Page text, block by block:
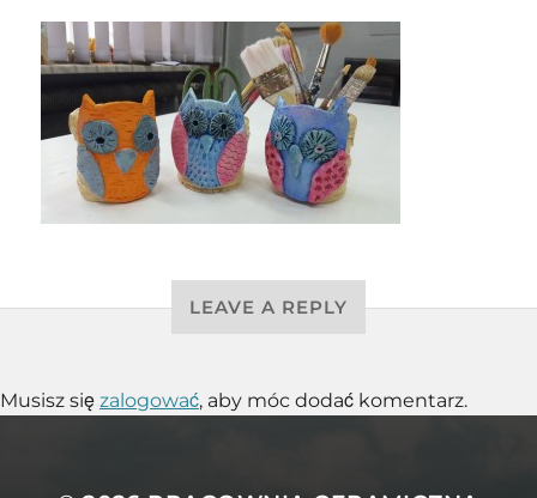
LEAVE A REPLY
Musisz się zalogować, aby móc dodać komentarz.